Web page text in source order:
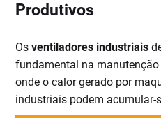
Produtivos
Osventiladores industriais
fundamental na
onde o calor gerado por
industriais podem acumular-